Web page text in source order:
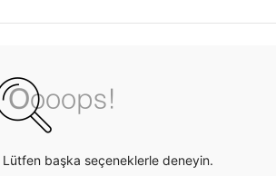
Lütfen başka seçeneklerle deneyin.